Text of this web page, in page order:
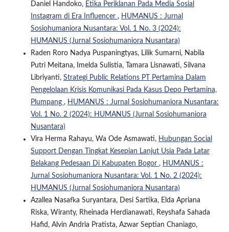
Daniel Handoko, Etika Periklanan Pada Media Sosial
Instagram di Era Influencer , HUMANUS : Jurnal
Sosiohumaniora Nusantara: Vol. 1 No. 3 (2024):
HUMANUS (Jurnal Sosiohumaniora Nusantara)
Raden Roro Nadya Puspaningtyas, Lilik Sumarni, Nabila
Putri Meitana, Imelda Sulistia, Tamara Lisnawati, Silvana
Libriyanti, Strategi Public Relations PT Pertamina Dalam
Pengelolaan Krisis Komunikasi Pada Kasus Depo Pertamina,
Plumpang , HUMANUS : Jurnal Sosiohumaniora Nusantara:
Vol. 1 No. 2 (2024): HUMANUS (Jurnal Sosiohumaniora
Nusantara)
Vira Herma Rahayu, Wa Ode Asmawati, Hubungan Social
Support Dengan Tingkat Kesepian Lanjut Usia Pada Latar
Belakang Pedesaan Di Kabupaten Bogor , HUMANUS :
Jurnal Sosiohumaniora Nusantara: Vol. 1 No. 2 (2024):
HUMANUS (Jurnal Sosiohumaniora Nusantara)
Azallea Nasafka Suryantara, Desi Sartika, Elda Apriana
Riska, Wiranty, Rheinada Herdianawati, Reyshafa Sahada
Hafid, ⁠Alvin Andria Pratista, Azwar Septian Chaniago,